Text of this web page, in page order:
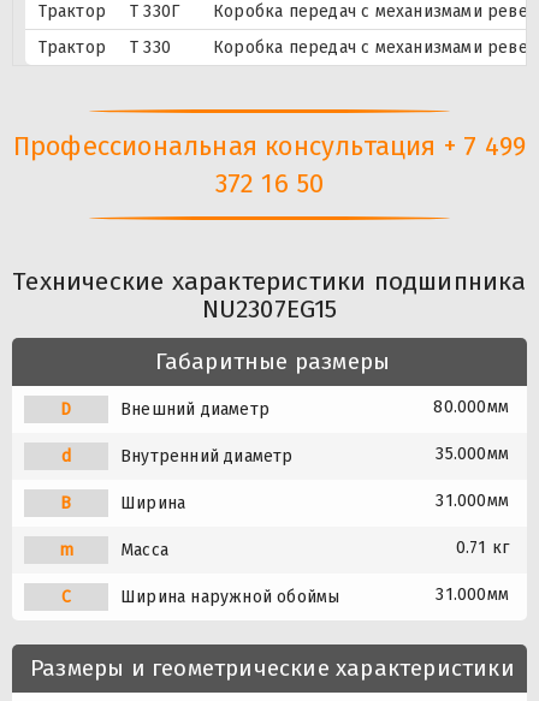
Трактор
Т 330Г
Коробка передач с механизмами
Трактор
Т 330 Коробка передач с механизмами
Профессиональная консультация + 7 499
372 16 50
Технические характеристики подшипника
NU2307EG15
Габаритные размеры
D Внешний диаметр 80.000мм
d Внутренний диаметр 35.000мм
B Ширина 31.000мм
m Масса 0.71 кг
C Ширина наружной обоймы 31.000мм
Размеры и геометрические характеристики